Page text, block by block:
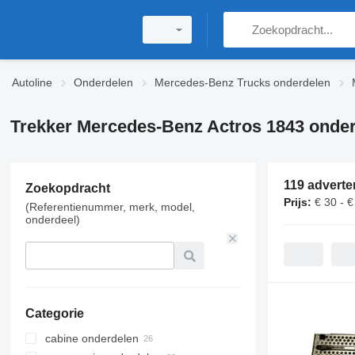
Autoline Onderdelen Mercedes-Benz Trucks onderdelen
Trekker Mercedes-Benz Actros 1843
Zoekopdracht
(Referentienummer, merk, model,
onderdeel)
Categorie
cabine onderdelen
119
Prijs: € 30 -